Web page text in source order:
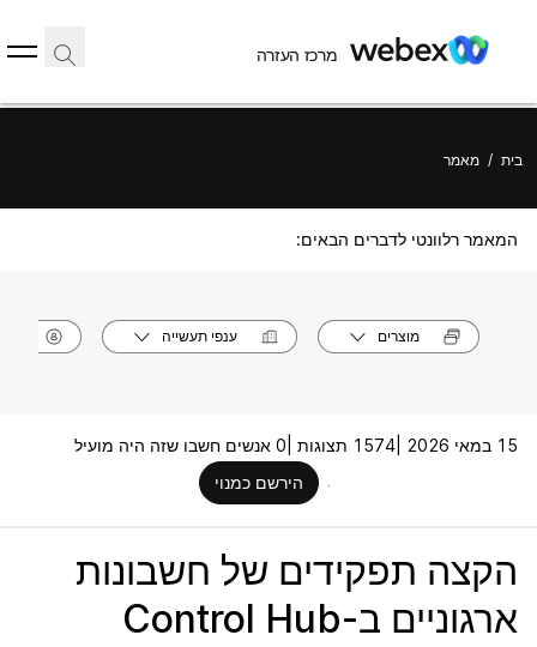
מרכז העזרה
בית / מאמר
המאמר רלוונטי לדברים הבאים:
מוצרים ענפי תעשייה
15 במאי 2026 | 1574 תצוגות |
0 אנשים חשבו שזה היה מועיל
הירשם כמנוי
הקצה תפקידים של חשבונות
ארגוניים ב-Control Hub